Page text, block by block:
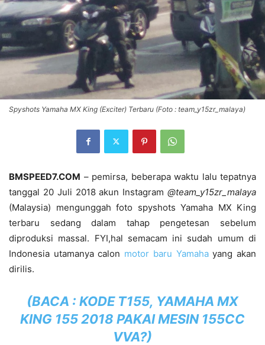
Spyshots Yamaha MX King (Exciter) Terbaru (Foto : team_y15zr_malaya)
BMSPEED7.COM – pemirsa, beberapa waktu lalu tepatnya
tanggal 20 Juli 2018 akun Instagram @team_y15zr_malaya
(Malaysia) mengunggah foto spyshots Yamaha MX King
terbaru sedang dalam tahap pengetesan sebelum
diproduksi massal. FYI,hal semacam ini sudah umum di
Indonesia utamanya calon motor baru Yamahayang akan
dirilis.
(BACA : KODE T155, YAMAHA MX
KING 155 2018 PAKAI MESIN 155CC
VVA?)